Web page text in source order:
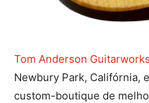
Tom Anderson Guitarworks
Newbury Park, Califórnia,
custom-boutique de